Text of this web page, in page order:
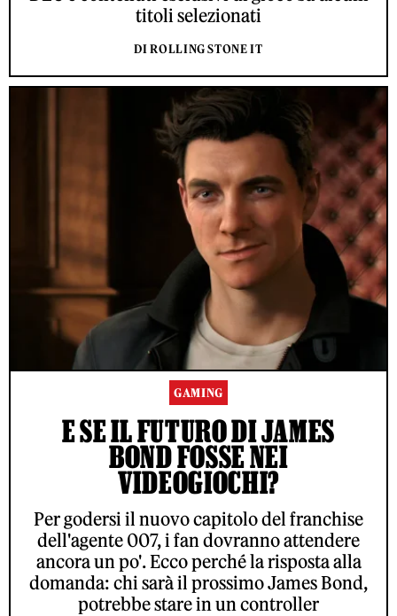
titoli selezionati
DI ROLLING STONE IT
GAMING
E SE IL FUTURO DI JAMES
BOND FOSSE NEI
VIDEOGIOCHI?
Per godersi il nuovo capitolo del franchise
dell'agente 007, i fan dovranno attendere
ancora un po'. Ecco perché la risposta alla
domanda: chi sarà il prossimo James Bond,
potrebbe stare in un controller